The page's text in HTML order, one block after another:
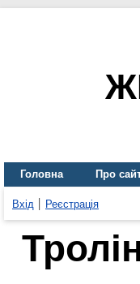
Головна Про
Вхід Реєстрація